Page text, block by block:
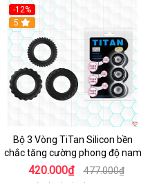
-12%
5
Bộ 3 Vòng TiTan Silicon bền
chắc tăng cường phong độ nam
420.000₫ 477.000₫